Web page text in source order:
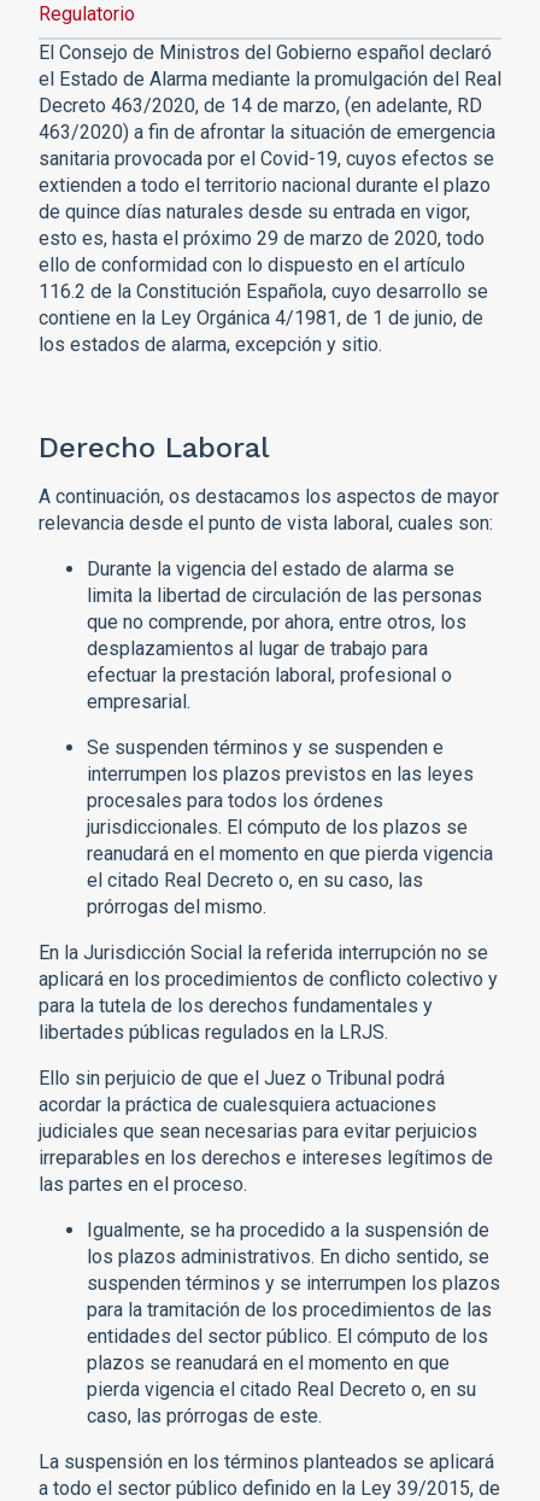
Regulatorio
El Consejo de Ministros del Gobierno español declaró
el Estado de Alarma mediante la promulgación del Real
Decreto 463/2020, de 14 de marzo, (en adelante, RD
463/2020) a fin de afrontar la situación de emergencia
sanitaria provocada por el Covid-19, cuyos efectos se
extienden a todo el territorio nacional durante el plazo
de quince días naturales desde su entrada en vigor,
esto es, hasta el próximo 29 de marzo de 2020, todo
ello de conformidad con lo dispuesto en el artículo
116.2 de la Constitución Española, cuyo desarrollo se
contiene en la Ley Orgánica 4/1981, de 1 de junio, de
los estados de alarma, excepción y sitio.
Derecho Laboral
A continuación, os destacamos los aspectos de mayor
relevancia desde el punto de vista laboral, cuales son:
Durante la vigencia del estado de alarma se
limita la libertad de circulación de las personas
que no comprende, por ahora, entre otros, los
desplazamientos al lugar de trabajo para
efectuar la prestación laboral, profesional o
empresarial.
Se suspenden términos y se suspenden e
interrumpen los plazos previstos en las leyes
procesales para todos los órdenes
jurisdiccionales. El cómputo de los plazos se
reanudará en el momento en que pierda vigencia
el citado Real Decreto o, en su caso, las
prórrogas del mismo.
En la Jurisdicción Social la referida interrupción no se
aplicará en los procedimientos de conflicto colectivo y
para la tutela de los derechos fundamentales y
libertades públicas regulados en la LRJS.
Ello sin perjuicio de que el Juez o Tribunal podrá
acordar la práctica de cualesquiera actuaciones
judiciales que sean necesarias para evitar perjuicios
irreparables en los derechos e intereses legítimos de
las partes en el proceso.
Igualmente, se ha procedido a la suspensión de
los plazos administrativos. En dicho sentido, se
suspenden términos y se interrumpen los plazos
para la tramitación de los procedimientos de las
entidades del sector público. El cómputo de los
plazos se reanudará en el momento en que
pierda vigencia el citado Real Decreto o, en su
caso, las prórrogas de este.
La suspensión en los términos planteados se aplicará
a todo el sector público definido en la Ley 39/2015, de